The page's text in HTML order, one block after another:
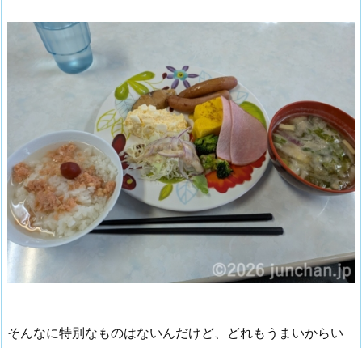
そんなに特別なものはないんだけど、どれもうまいからい